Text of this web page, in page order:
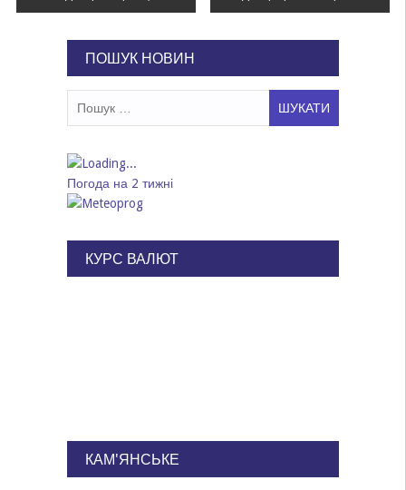
ПОШУК НОВИН
Погода на 2 тижні
КУРС ВАЛЮТ
КАМ'ЯНСЬКЕ